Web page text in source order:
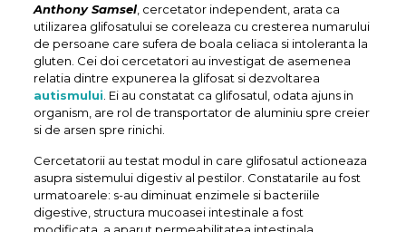
Anthony Samsel, cercetator independent, arata ca
utilizarea glifosatului se coreleaza cu cresterea numarului
de persoane care sufera de boala celiaca si intoleranta la
gluten. Cei doi cercetatori au investigat de asemenea
relatia dintre expunerea la glifosat si dezvoltarea
autismului . Ei au constatat ca glifosatul, odata ajuns in
organism, are rol de transportator de aluminiu spre creier
si de arsen spre rinichi.
Cercetatorii au testat modul in care glifosatul actioneaza
asupra sistemului digestiv al pestilor. Constatarile au fost
urmatoarele: s-au diminuat enzimele si bacteriile
digestive, structura mucoasei intestinale a fost
modificata, a aparut permeabilitatea intestinala